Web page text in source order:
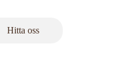
Hitta oss